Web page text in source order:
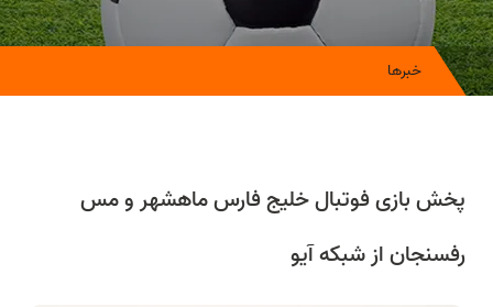
خبرها
پخش بازی فوتبال خلیج فارس ماهشهر و مس
رفسنجان از شبکه آیو